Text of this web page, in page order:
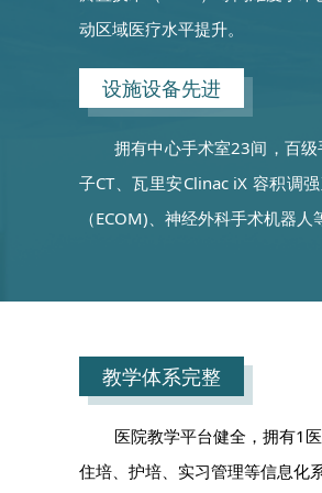
动区域医疗水平提升。
设施设备先进
拥有中心手术室23间，百级
子CT、瓦里安Clinac iX 容积调
（ECOM)、神经外科手术机器
教学体系完整
医院教学平台健全，拥有1
住培、护培、实习管理等信息化